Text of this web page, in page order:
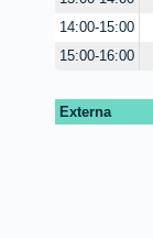
14:00-15:00
15:00-16:00
Externa